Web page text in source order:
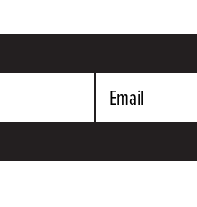
Email